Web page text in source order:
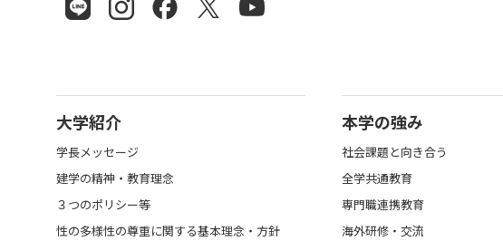
大学紹介
学長メッセージ
建学の精神・教育理念
３つのポリシー等
性の多様性の尊重に関する基本理念・方針
本学の強み
社会課題と向き合う
全学共通教育
専門職連携教育
海外研修・交流